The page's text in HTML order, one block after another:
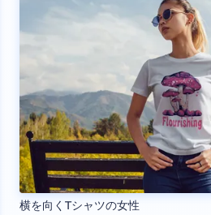
横を向くTシャツの女性